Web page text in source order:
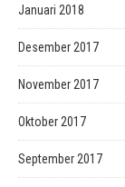
Januari 2018
Desember 2017
November 2017
Oktober 2017
September 2017